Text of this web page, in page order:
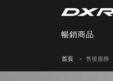
暢銷商品
首頁 售後服務